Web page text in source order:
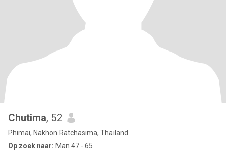
Chutima, 52
Phimai, Nakhon Ratchasima, Thailand
Op zoek naar: Man 47 - 65